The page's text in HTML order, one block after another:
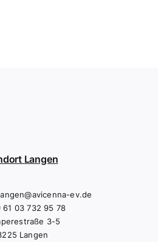
Langen
ev.de
61 03 732 95 78
3-5
Langen